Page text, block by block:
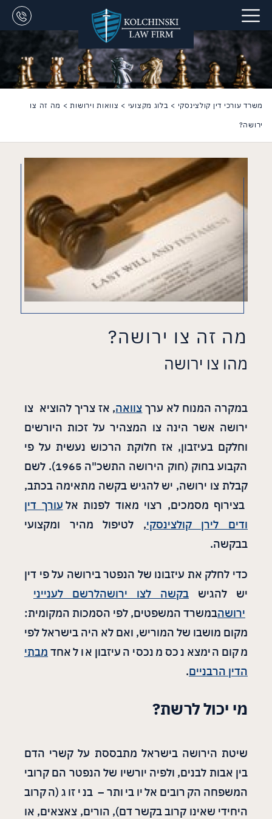
משרד עורכי דין קולצינסקי > בלוג מקצועי > צוואות וירושות> מה זה צו
ירושה?
מה זה צו ירושה?
מהו צו ירושה
במקרה המנוח לא ערך צוואה, אז צריך להוציא צו
ירושה אשר הינה צו המצהיר על זכות היורשים
וחלקם בעיזבון, אז חלוקת הרכוש נעשית על פי
הקבוע בחוק (חוק הירושה התשכ"ה 1965). לשם
קבלת צו ירושה, יש להגיש בקשה מתאימה בכתב,
בצירוף מסמכים, רצוי מאוד לפנות אל עורך דין
ודים לירן קולצינסקי, לטיפול מהיר ומקצועי
בבקשה.
כדי לחלק את עיזבונו של הנפטר בירושה על פי דין
יש להגיש בקשה לצו ירושהלרשם לענייני
ירושהבמשרד המשפטים, לפי הסמכות המקומית:
מקום מושבו של המוריש, ואם לא היה בישראל לפי
מקום הימצא נכס מנכסי העיזבון או לאחד מבתי
הדין הרבניים.
מי יכול לרשת?
שיטת הירושה בישראל מתבססת על קשרי הדם
בין אבות לבנים, ולפיה יורשיו של הנפטר הם קרובי
המשפחה הקרובים אליו ביותר – בני זוג (הקרוב
היחידי שאינו קרוב בקשר דם), הורים, צאצאים, או